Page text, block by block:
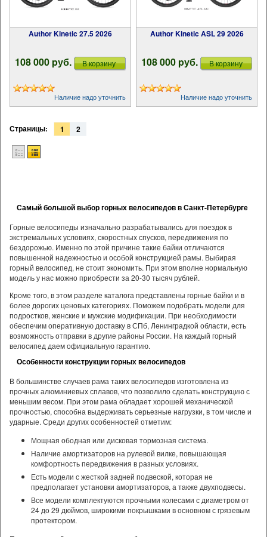
Author Kinetic 27.5 2026
108 000 pуб. В корзину
Наличие надо уточнить
Author Kinetic ASL 29 2026
108 000 pуб. В корзину
Наличие надо уточнить
Страницы: 1 2
Самый большой выбор горных велосипедов в Санкт-Петербурге
Горные велосипеды изначально разрабатывались для поездок в
экстремальных условиях, скоростных спусков, передвижения по
бездорожью. Именно по этой причине такие байки отличаются
повышенной надежностью и особой конструкцией рамы. Выбирая
горный велосипед, не стоит экономить. При этом вполне нормальную
модель у нас можно приобрести за 20-30 тысяч рублей.
Кроме того, в этом разделе каталога представлены горные байки и в
более дорогих ценовых категориях. Поможем подобрать модели для
подростков, женские и мужские модификации. При необходимости
обеспечим оперативную доставку в СПб, Ленинградкой области, есть
возможность отправки в другие районы России. На каждый горный
велосипед даем официальную гарантию.
Особенности конструкции горных велосипедов
В большинстве случаев рама таких велосипедов изготовлена из
прочных алюминиевых сплавов, что позволило сделать конструкцию с
меньшим весом. При этом рама обладает хорошей механической
прочностью, способна выдерживать серьезные нагрузки, в том числе и
ударные. Среди других особенностей отметим:
Мощная ободная или дисковая тормозная система.
Наличие амортизаторов на рулевой вилке, повышающая
комфортность передвижения в разных условиях.
Есть модели с жесткой задней подвеской, которая не
предполагает установки амортизаторов, а также двухподвесы.
Все модели комплектуются прочными колесами с диаметром от
24 до 29 дюймов, широкими покрышками в основном с грязевым
протектором.